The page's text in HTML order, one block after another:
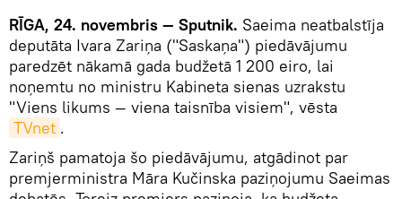
RĪGA, 24. novembris — Sputnik. Saeima neatbalstīja
deputāta Ivara Zariņa ("Saskaņa") piedāvājumu
paredzēt nākamā gada budžetā 1 200 eiro, lai
noņemtu no ministru Kabineta sienas uzrakstu
"Viens likums — viena taisnība visiem", vēsta
TVnet .
Zariņš pamatoja šo piedāvājumu, atgādinot par
premjerministra Māra Kučinska paziņojumu Saeimas